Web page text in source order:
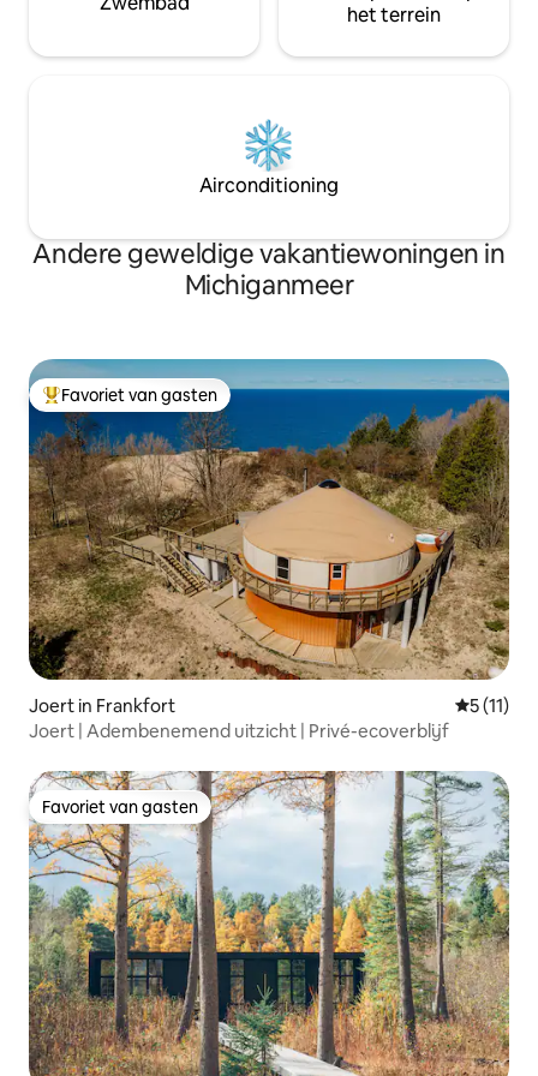
het terrein
Airconditioning
Andere geweldige vakantiewoningen in
Michiganmeer
Topfavoriet van gasten
Favoriet van gasten
Joert in Frankfort
5 (11)
Joert | Adembenemend uitzicht | Privé-ecoverblijf
Favoriet van gasten
Favoriet van gasten